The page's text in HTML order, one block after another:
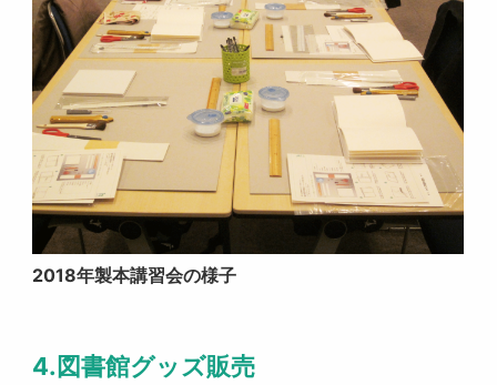
2018年製本講習会の様子
4.図書館グッズ販売